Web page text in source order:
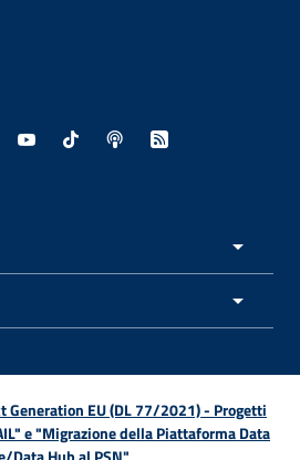
- Apertura in nuova finestra
- Apertura in nuova finestra
- Sito esterno - Apertura in
- Sito esterno - Apertura in
Youtube - Sito esterno -
TikTok - Sito esterno -
Spreaker - Sito
Feed RSS -
Generation EU (DL 77/2021) - Progetti
e "Migrazione della Piattaforma Data